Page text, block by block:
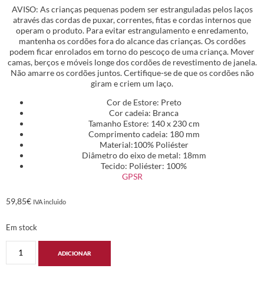
AVISO: As crianças pequenas podem ser estranguladas pelos laços
através das cordas de puxar, correntes, fitas e cordas internos que
operam o produto. Para evitar estrangulamento e enredamento,
mantenha os cordões fora do alcance das crianças. Os cordões
podem ficar enrolados em torno do pescoço de uma criança. Mover
camas, berços e móveis longe dos cordões de revestimento de janela.
Não amarre os cordões juntos. Certifique-se de que os cordões não
giram e criem um laço.
Cor de Estore: Preto
Cor cadeia: Branca
Tamanho Estore: 140 x 230 cm
Comprimento cadeia: 180 mm
Material:100% Poliéster
Diâmetro do eixo de metal: 18mm
Tecido: Poliéster: 100%
GPSR
59,85€ IVA incluido
Em stock
ADICIONAR